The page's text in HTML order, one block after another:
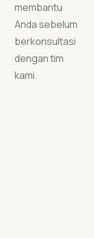
membantu
Anda sebelum
berkonsultasi
dengan tim
kami.